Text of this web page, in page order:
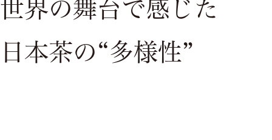
世界の舞台で感じた
日本茶の“多様性”